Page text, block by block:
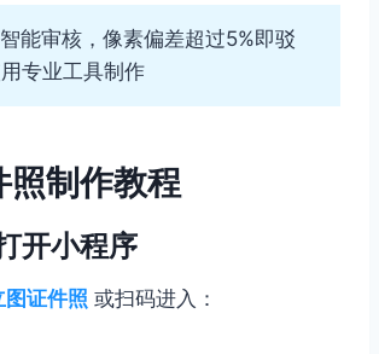
能审核，像素偏差超过5%即驳
专业工具制作
照制作教程
开小程序
图证件照 或扫码进入：